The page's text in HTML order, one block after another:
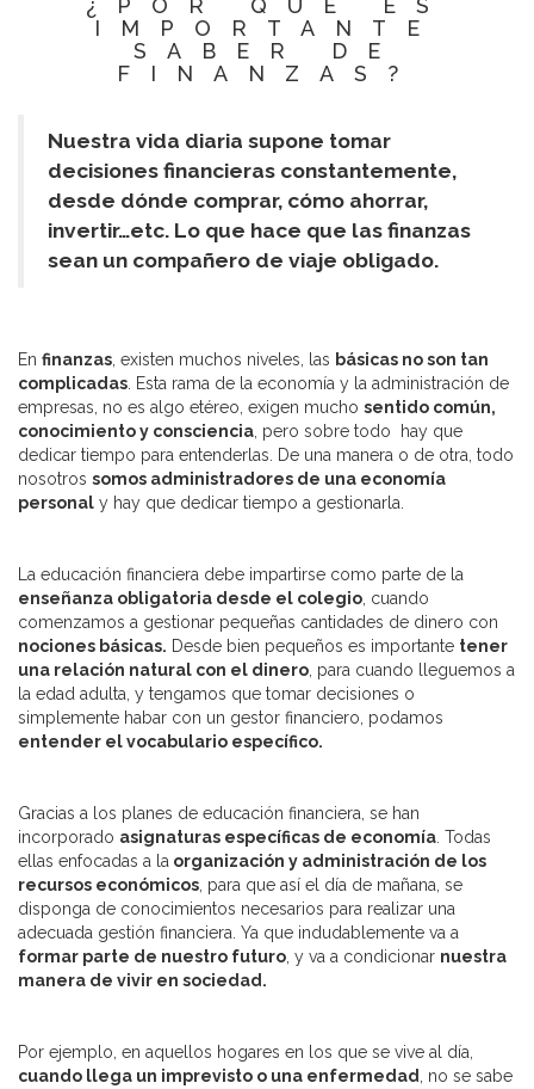
¿POR QUÉ ES
IMPORTANTE
SABER DE
FINANZAS?
Nuestra vida diaria supone tomar
decisiones financieras constantemente,
desde dónde comprar, cómo ahorrar,
invertir…etc. Lo que hace que las finanzas
sean un compañero de viaje obligado.
En finanzas, existen muchos niveles, las básicas no son tan
complicadas. Esta rama de la economía y la administración de
empresas, no es algo etéreo, exigen mucho sentido común,
conocimiento y consciencia, pero sobre todo hay que
dedicar tiempo para entenderlas. De una manera o de otra, todo
nosotros somos administradores de una economía
personal y hay que dedicar tiempo a gestionarla.
La educación financiera debe impartirse como parte de la
enseñanza obligatoria desde el colegio, cuando
comenzamos a gestionar pequeñas cantidades de dinero con
nociones básicas. Desde bien pequeños es importante tener
una relación natural con el dinero, para cuando lleguemos a
la edad adulta, y tengamos que tomar decisiones o
simplemente habar con un gestor financiero, podamos
entender el vocabulario específico.
Gracias a los planes de educación financiera, se han
incorporado asignaturas específicas de economía. Todas
ellas enfocadas a la organización y administración de los
recursos económicos, para que así el día de mañana, se
disponga de conocimientos necesarios para realizar una
adecuada gestión financiera. Ya que indudablemente va a
formar parte de nuestro futuro, y va a condicionar nuestra
manera de vivir en sociedad.
Por ejemplo, en aquellos hogares en los que se vive al día,
cuando llega un imprevisto o una enfermedad, no se sabe